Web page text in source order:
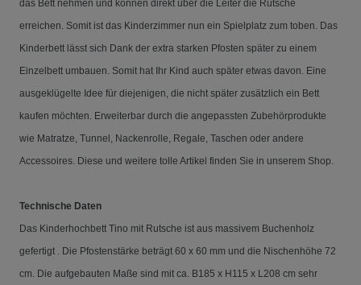
das Bett nehmen und können direkt über die Leiter die Rutsche
erreichen. Somit ist das Kinderzimmer nun ein Spielplatz zum toben. Das
Kinderbett lässt sich Dank der extra starken Pfosten später zu einem
Einzelbett umbauen. Somit hat Ihr Kind auch später etwas davon. Eine
ausgeklügelte Idee für diejenigen, die nicht später zusätzlich ein Bett
kaufen möchten. Erweiterbar durch die angepassten Zubehörprodukte
wie Matratze, Tunnel, Nackenrolle, Regale, Taschen oder andere
Accessoires. Diese und weitere tolle Artikel finden Sie in unserem Shop.
Technische Daten
Das Kinderhochbett Tino mit Rutsche ist aus massivem Buchenholz
gefertigt . Die Pfostenstärke beträgt 60 x 60 mm und die Nischenhöhe 72
cm. Die aufgebauten Maße sind mit ca. B185 x H115 x L208 cm sehr